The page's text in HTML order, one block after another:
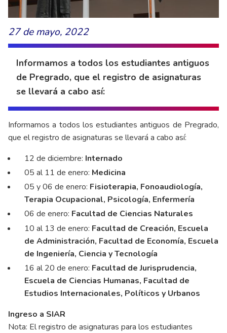
27 de mayo, 2022
Informamos a todos los estudiantes antiguos
de Pregrado, que el registro de asignaturas
se llevará a cabo así:
Informamos a todos los estudiantes antiguos de Pregrado,
que el registro de asignaturas se llevará a cabo así:
12 de diciembre: Internado
05 al 11 de enero: Medicina
05 y 06 de enero: Fisioterapia, Fonoaudiología,
Terapia Ocupacional, Psicología, Enfermería
06 de enero: Facultad de Ciencias Naturales
10 al 13 de enero: Facultad de Creación, Escuela
de Administración, Facultad de Economía, Escuela
de Ingeniería, Ciencia y Tecnología
16 al 20 de enero: Facultad de Jurisprudencia,
Escuela de Ciencias Humanas, Facultad de
Estudios Internacionales, Políticos y Urbanos
Ingreso a SIAR
Nota: El registro de asignaturas para los estudiantes